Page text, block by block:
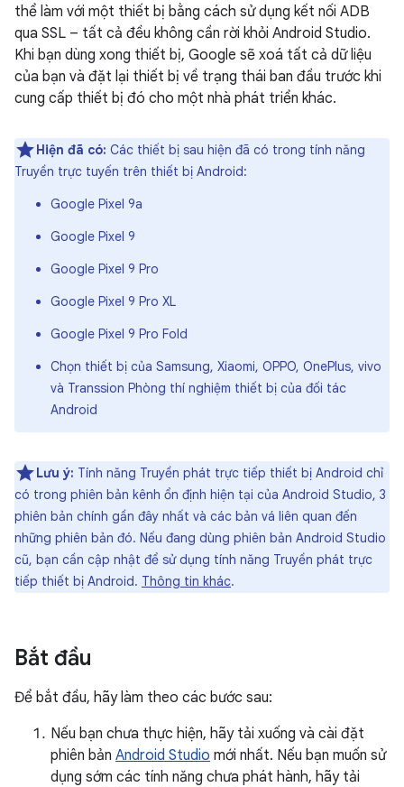
thể làm với một thiết bị bằng cách sử dụng kết nối ADB
qua SSL – tất cả đều không cần rời khỏi Android Studio.
Khi bạn dùng xong thiết bị, Google sẽ xoá tất cả dữ liệu
của bạn và đặt lại thiết bị về trạng thái ban đầu trước khi
cung cấp thiết bị đó cho một nhà phát triển khác.
Hiện đã có: Các thiết bị sau hiện đã có trong tính năng
Truyền trực tuyến trên thiết bị Android:
Google Pixel 9a
Google Pixel 9
Google Pixel 9 Pro
Google Pixel 9 Pro XL
Google Pixel 9 Pro Fold
Chọn thiết bị của Samsung, Xiaomi, OPPO, OnePlus, vivo
và Transsion Phòng thí nghiệm thiết bị của đối tác
Android
Lưu ý: Tính năng Truyền phát trực tiếp thiết bị Android chỉ
có trong phiên bản kênh ổn định hiện tại của Android Studio, 3
phiên bản chính gần đây nhất và các bản vá liên quan đến
những phiên bản đó. Nếu đang dùng phiên bản Android Studio
cũ, bạn cần cập nhật để sử dụng tính năng Truyền phát trực
tiếp thiết bị Android. Thông tin khác.
Bắt đầu
Để bắt đầu, hãy làm theo các bước sau:
Nếu bạn chưa thực hiện, hãy tải xuống và cài đặt
phiên bản Android Studio mới nhất. Nếu bạn muốn sử
dụng sớm các tính năng chưa phát hành, hãy tải